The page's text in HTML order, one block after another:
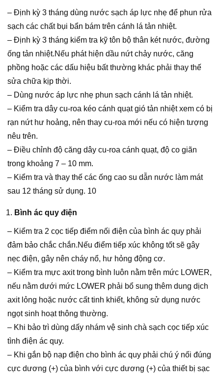
– Định kỳ 3 tháng dùng nước sạch áp lực nhẹ để phun rửa
sạch các chất bụi bẩn bám trên cánh lá tản nhiệt.
– Định kỳ 3 tháng kiểm tra kỹ tôn bộ thân két nước, đường
ống tản nhiệt.Nếu phát hiện dầu nứt chảy nước, căng
phồng hoặc các dấu hiệu bất thường khác phải thay thế
sửa chữa kịp thời.
– Dùng nước áp lực nhẹ phun sạch cánh lá tản nhiệt.
– Kiểm tra dây cu-roa kéo cánh quạt gió tản nhiệt xem có bị
rạn nứt hư hoảng, nên thay cu-roa mới nếu có hiện tượng
nêu trên.
– Điều chỉnh độ căng dây cu-roa cánh quạt, độ co giãn
trong khoảng 7 – 10 mm.
– Kiểm tra và thay thế các ống cao su dẫn nước làm mát
sau 12 tháng sử dụng. 10
Bình ác quy điện
– Kiểm tra 2 cọc tiếp điểm nối điện của bình ác quy phải
đảm bảo chắc chắn.Nếu điểm tiếp xúc không tốt sẽ gây
nẹc điện, gây nên cháy nổ, hư hỏng động cơ.
– Kiểm tra mực axit trong bình luôn nằm trên mức LOWER,
nếu nằm dưới mức LOWER phải bổ sung thêm dung dịch
axit lỏng hoặc nước cất tinh khiết, không sử dụng nước
ngọt sinh hoạt thông thường.
– Khi bảo trì dùng dấy nhám vệ sinh chà sạch cọc tiếp xúc
tình điện ác quy.
– Khi gắn bộ nạp điện cho bình ác quy phải chú ý nối đúng
cực dương (+) của bình với cực dương (+) của thiết bị sạc